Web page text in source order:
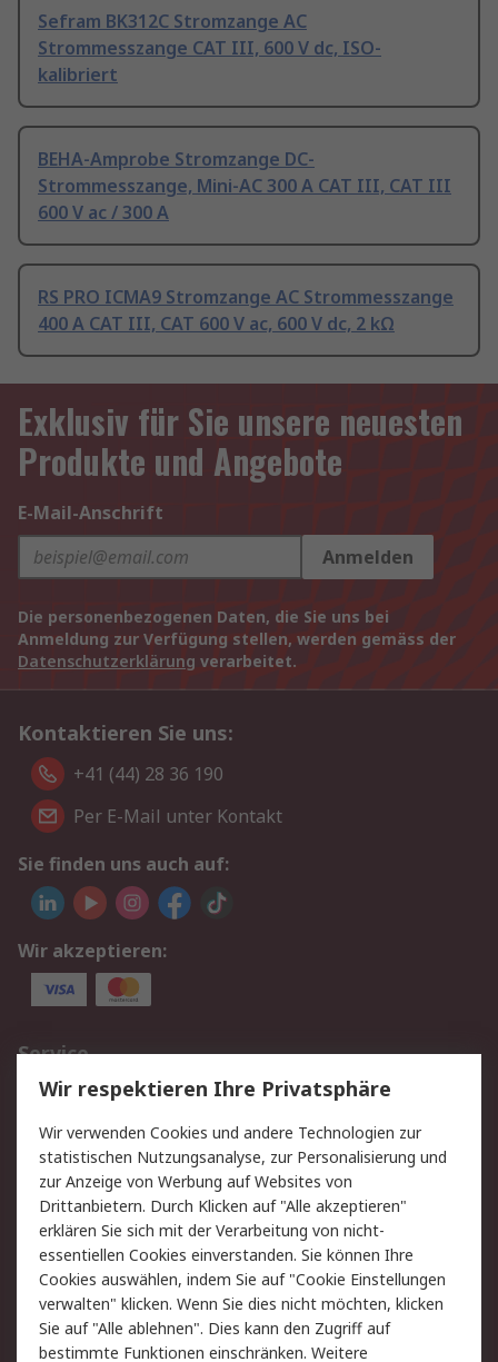
Sefram BK312C Stromzange AC
Strommesszange CAT III, 600 V dc, ISO-
kalibriert
BEHA-Amprobe Stromzange DC-
Strommesszange, Mini-AC 300 A CAT III, CAT III
600 V ac / 300 A
RS PRO ICMA9 Stromzange AC Strommesszange
400 A CAT III, CAT 600 V ac, 600 V dc, 2 kΩ
Exklusiv für Sie unsere neuesten
Produkte und Angebote
E-Mail-Anschrift
Anmelden
Die personenbezogenen Daten, die Sie uns bei
Anmeldung zur Verfügung stellen, werden gemäss der
Datenschutzerklärung verarbeitet.
Kontaktieren Sie uns:
+41 (44) 28 36 190
Per E-Mail unter Kontakt
Sie finden uns auch auf:
Wir akzeptieren:
Service
Value Added Services
Lieferlösungen
Rücksendungen
Kontakt
Hilfe
Rechtliches
AGB
Datenschutz
Cookie-Richtlinie
Zahlungsbedingungen
Copyright/Impressum
Wir respektieren Ihre Privatsphäre
Wir verwenden Cookies und andere Technologien zur
statistischen Nutzungsanalyse, zur Personalisierung und
zur Anzeige von Werbung auf Websites von
Drittanbietern. Durch Klicken auf "Alle akzeptieren"
erklären Sie sich mit der Verarbeitung von nicht-
essentiellen Cookies einverstanden. Sie können Ihre
Cookies auswählen, indem Sie auf "Cookie Einstellungen
verwalten" klicken. Wenn Sie dies nicht möchten, klicken
Sie auf "Alle ablehnen". Dies kann den Zugriff auf
bestimmte Funktionen einschränken. Weitere